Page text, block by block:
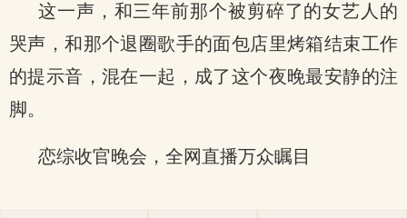
这一声，和三年前那个被剪碎了的女艺人的
哭声，和那个退圈歌手的面包店里烤箱结束工作
的提示音，混在一起，成了这个夜晚最安静的注
脚。
恋综收官晚会，全网直播万众瞩目